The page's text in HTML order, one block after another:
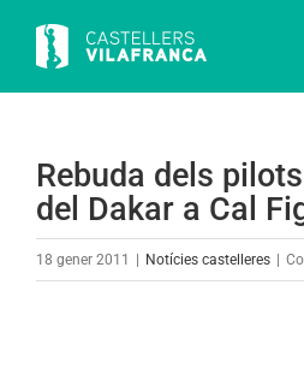
content
Rebuda dels
del Dakar a Cal
18 gener 2011 Notícies castelleres